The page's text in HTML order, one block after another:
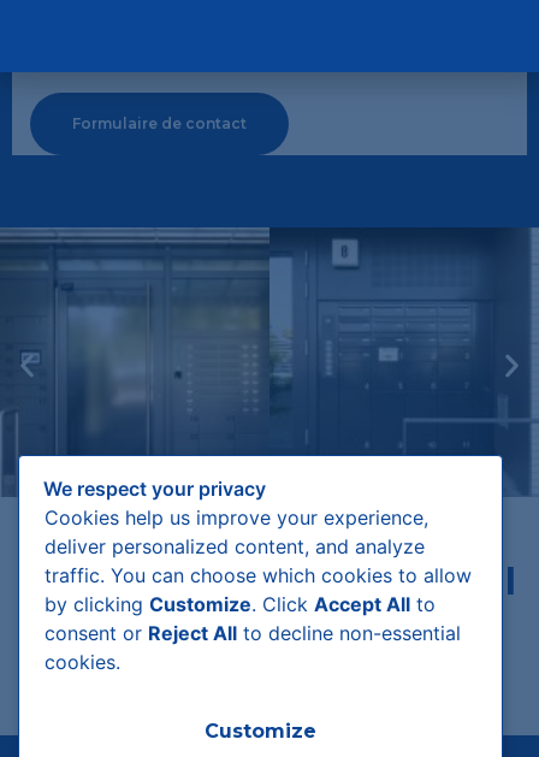
Formulaire de contact
Notre partenaire principal
We respect your privacy
Cookies help us improve your experience,
deliver personalized content, and analyze
traffic. You can choose which cookies to allow
by clicking Customize. Click Accept All to
consent or Reject All to decline non-essential
cookies.
Customize